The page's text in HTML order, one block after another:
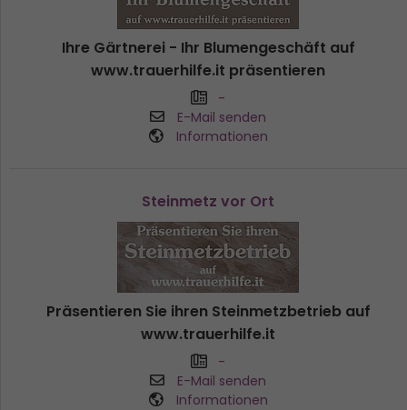
Ihre Gärtnerei - Ihr Blumengeschäft auf
www.trauerhilfe.it präsentieren
-
E-Mail senden
Informationen
Steinmetz vor Ort
Präsentieren Sie ihren Steinmetzbetrieb auf
www.trauerhilfe.it
-
E-Mail senden
Informationen